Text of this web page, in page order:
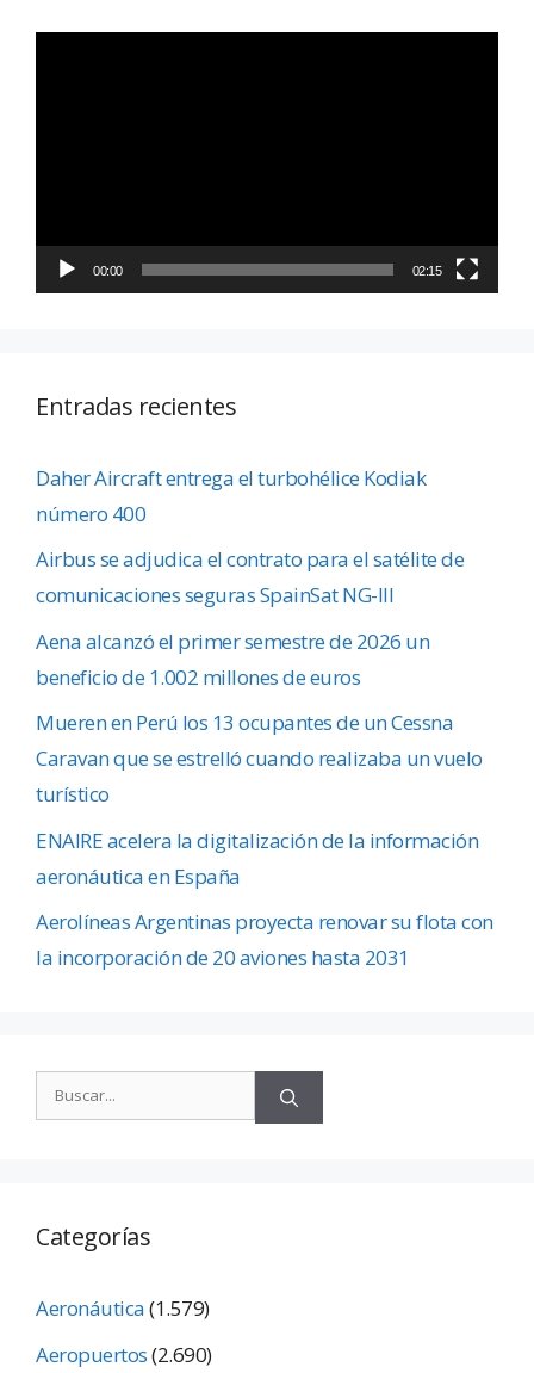
00:00 02:15
Entradas recientes
Daher Aircraft entrega el turbohélice Kodiak
número 400
Airbus se adjudica el contrato para el satélite de
comunicaciones seguras SpainSat NG-III
Aena alcanzó el primer semestre de 2026 un
beneficio de 1.002 millones de euros
Mueren en Perú los 13 ocupantes de un Cessna
Caravan que se estrelló cuando realizaba un vuelo
turístico
ENAIRE acelera la digitalización de la información
aeronáutica en España
Aerolíneas Argentinas proyecta renovar su flota con
la incorporación de 20 aviones hasta 2031
Categorías
Aeronáutica(1.579)
Aeropuertos(2.690)